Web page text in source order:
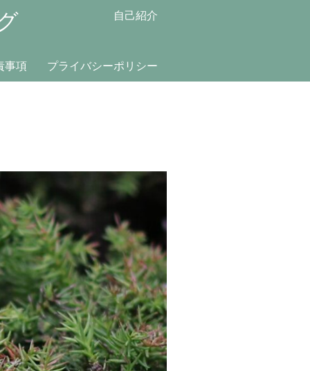
自己紹介
事項 プライバシーポリシー